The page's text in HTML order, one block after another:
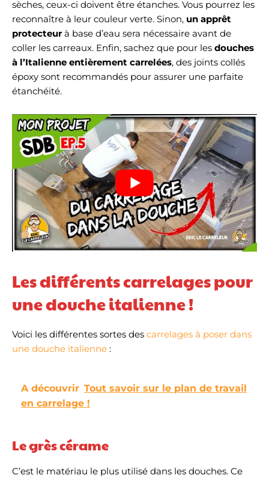
sèches, ceux-ci doivent être étanches. Vous pourrez les
reconnaître à leur couleur verte. Sinon, un apprêt
protecteurà base d’eau sera nécessaire avant de
coller les carreaux. Enfin, sachez que pour les douches
à l’Italienne entièrement carrelées, des joints collés
époxy sont recommandés pour assurer une parfaite
étanchéité.
Les différents carrelages pour
une douche italienne !
Voici les différentes sortes des carrelages à poser dans
une douche italienne :
A découvrir Tout savoir sur le plan de travail
en carrelage !
Le grès cérame
C’est le matériau le plus utilisé dans les douches. Ce